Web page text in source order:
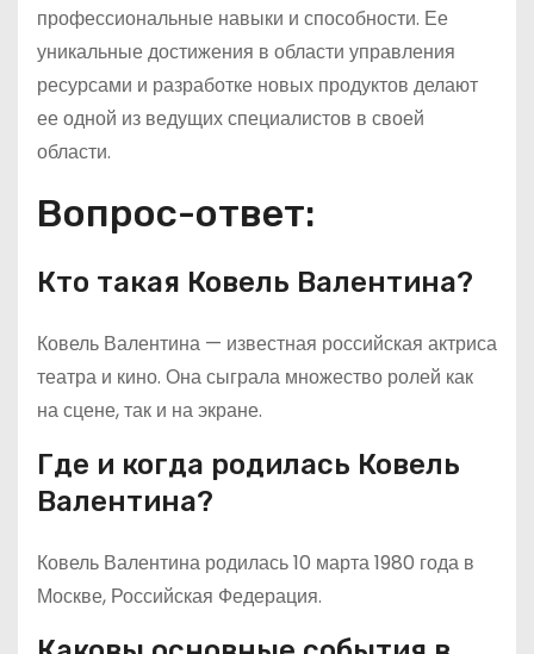
профессиональные навыки и способности. Ее
уникальные достижения в области управления
ресурсами и разработке новых продуктов делают
ее одной из ведущих специалистов в своей
области.
Вопрос-ответ:
Кто такая Ковель Валентина?
Ковель Валентина — известная российская актриса
театра и кино. Она сыграла множество ролей как
на сцене, так и на экране.
Где и когда родилась Ковель
Валентина?
Ковель Валентина родилась 10 марта 1980 года в
Москве, Российская Федерация.